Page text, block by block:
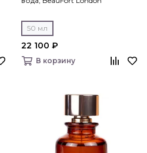
50 мл
22 100 ₽
В корзину